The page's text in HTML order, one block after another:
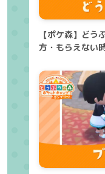
【ポケ森】どう
方・もらえない